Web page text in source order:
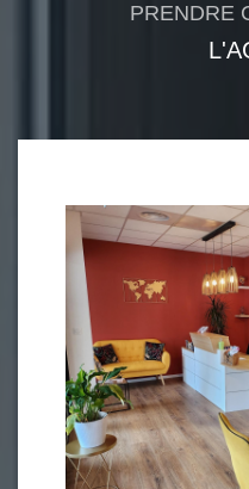
PRENDRE